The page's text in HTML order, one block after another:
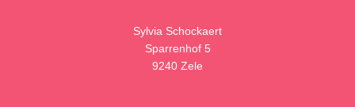
Sylvia Schockaert
Sparrenhof 5
9240 Zele